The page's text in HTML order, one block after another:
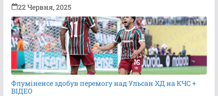
22 Червня, 2025
Флуміненсе здобув перемогу над Ульсан ХД на КЧС +
ВІДЕО